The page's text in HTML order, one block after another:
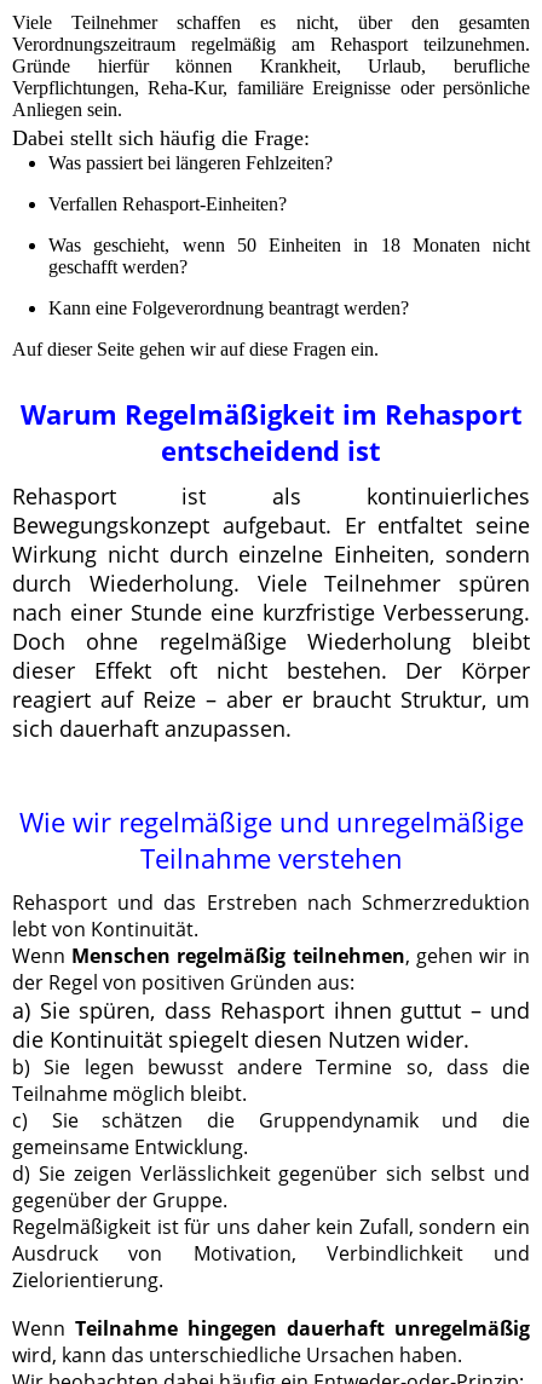
Viele Teilnehmer schaffen es nicht, über den gesamten
Verordnungszeitraum regelmäßig am Rehasport teilzunehmen.
Gründe hierfür können Krankheit, Urlaub, berufliche
Verpflichtungen, Reha-Kur, familiäre Ereignisse oder persönliche
Anliegen sein.
Dabei stellt sich häufig die Frage:
Was passiert bei längeren Fehlzeiten?
Verfallen Rehasport-Einheiten?
Was geschieht, wenn 50 Einheiten in 18 Monaten nicht
geschafft werden?
Kann eine Folgeverordnung beantragt werden?
Auf dieser Seite gehen wir auf diese Fragen ein.
Warum Regelmäßigkeit im Rehasport
entscheidend ist
Rehasport ist als kontinuierliches
Bewegungskonzept aufgebaut. Er entfaltet seine
Wirkung nicht durch einzelne Einheiten, sondern
durch Wiederholung. Viele Teilnehmer spüren
nach einer Stunde eine kurzfristige Verbesserung.
Doch ohne regelmäßige Wiederholung bleibt
dieser Effekt oft nicht bestehen. Der Körper
reagiert auf Reize – aber er braucht Struktur, um
sich dauerhaft anzupassen.
Wie wir regelmäßige und unregelmäßige
Teilnahme verstehen
Rehasport und das Erstreben nach Schmerzreduktion
lebt von Kontinuität.
Wenn Menschen regelmäßig teilnehmen, gehen wir in
der Regel von positiven Gründen aus:
a) Sie spüren, dass Rehasport ihnen guttut – und
die Kontinuität spiegelt diesen Nutzen wider.
b) Sie legen bewusst andere Termine so, dass die
Teilnahme möglich bleibt.
c) Sie schätzen die Gruppendynamik und die
gemeinsame Entwicklung.
d) Sie zeigen Verlässlichkeit gegenüber sich selbst und
gegenüber der Gruppe.
Regelmäßigkeit ist für uns daher kein Zufall, sondern ein
Ausdruck von Motivation, Verbindlichkeit und
Zielorientierung.
Wenn Teilnahme hingegen dauerhaft unregelmäßig
wird, kann das unterschiedliche Ursachen haben.